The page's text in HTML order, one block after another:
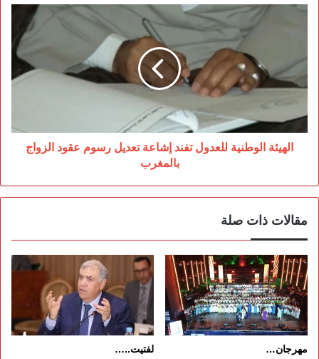
الهيئة
تفند
إشاعة
تعديل
رسوم
عقود
الزواج
بالمغرب
الهيئة الوطنية للعدول تفند إشاعة تعديل رسوم عقود الزواج
بالمغرب
مقالات ذات صلة
مهرجان… لفتيت..…